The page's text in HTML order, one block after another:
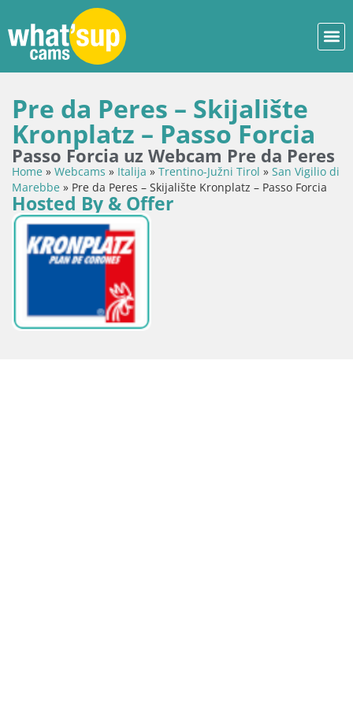
Pre da Peres – Skijalište
Kronplatz – Passo Forcia
Passo Forcia uz Webcam Pre da Peres
Home » Webcams » Italija » Trentino-Južni Tirol » San Vigilio di
Marebbe » Pre da Peres – Skijalište Kronplatz – Passo Forcia
Hosted By & Offer